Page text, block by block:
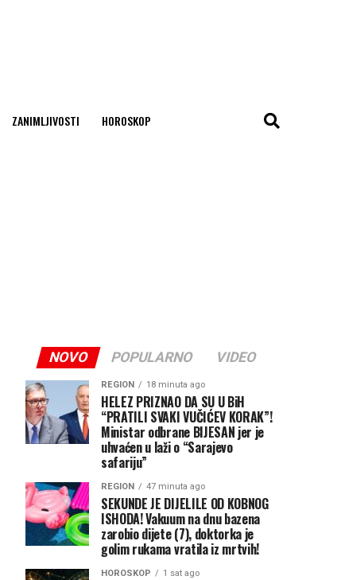
ZANIMLJIVOSTI HOROSKOP
NOVO POPULARNO VIDEO
REGION 18 minuta ago
HELEZ PRIZNAO DA SU U BiH
“PRATILI SVAKI VUČIĆEV KORAK”!
Ministar odbrane BIJESAN jer je
uhvaćen u laži o “Sarajevo
safariju”
REGION 47 minuta ago
SEKUNDE JE DIJELILE OD KOBNOG
ISHODA! Vakuum na dnu bazena
zarobio dijete (7), doktorka je
golim rukama vratila iz mrtvih!
HOROSKOP 1 sat ago